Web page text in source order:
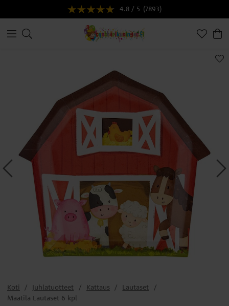
4.8 / 5 (7893)
Koti Juhlatuotteet Kattaus
Lautaset
Maatila Lautaset 6 kpl